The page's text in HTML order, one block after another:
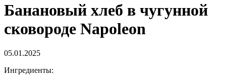
Банановый хлеб в чугунной
сковороде Napoleon
05.01.2025
Ингредиенты: